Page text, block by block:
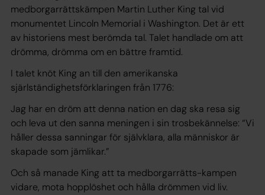
medborgarrättskämpen Martin Luther King tal vid
monumentet Lincoln Memorial i Washington. Det är ett
av historiens mest berömda tal. Talet handlade om att
drömma, drömma om en bättre framtid.
I talet knöt King an till den amerikanska
sjärlständighetsförklaringen från 1776:
Jag har en dröm att denna nation en dag ska resa sig
och leva ut den sanna meningen i sin trosbekännelse: “Vi
håller dessa sanningar för självklara, alla människor är
skapade som jämlikar.”
Och så manade King att ta medborgarrätts-kampen
vidare, mota hopplöshet och hålla drömmen vid liv.